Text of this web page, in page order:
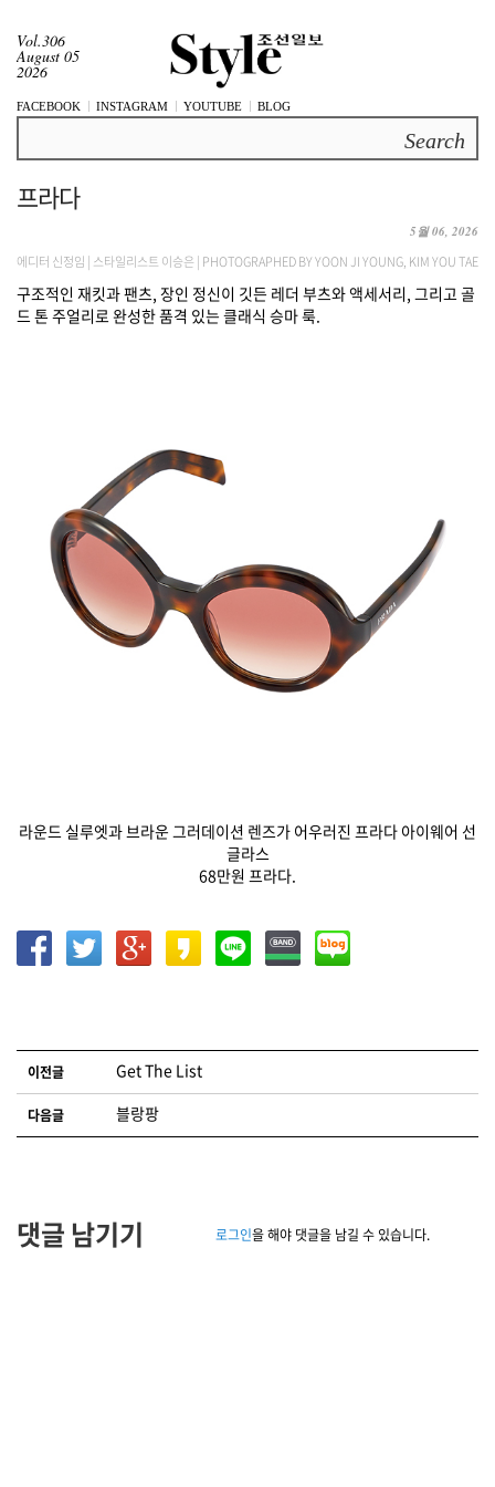
Vol.306
August 05
2026
FACEBOOK INSTAGRAM YOUTUBE BLOG
프라다
5월 06, 2026
에디터 신정임 | 스타일리스트 이승은 | PHOTOGRAPHED BY YOON JI YOUNG, KIM YOU TAE
구조적인 재킷과 팬츠, 장인 정신이 깃든 레더 부츠와 액세서리, 그리고 골
드 톤 주얼리로 완성한 품격 있는 클래식 승마 룩.
라운드 실루엣과 브라운 그러데이션 렌즈가 어우러진 프라다 아이웨어 선
글라스
68만원 프라다.
글 네비게이션
이전글 Get The List
다음글 블랑팡
댓글 남기기 로그인을 해야 댓글을 남길 수 있습니다.